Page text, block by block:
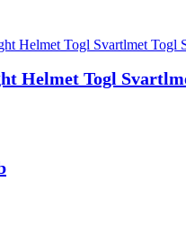
Helmet Togl